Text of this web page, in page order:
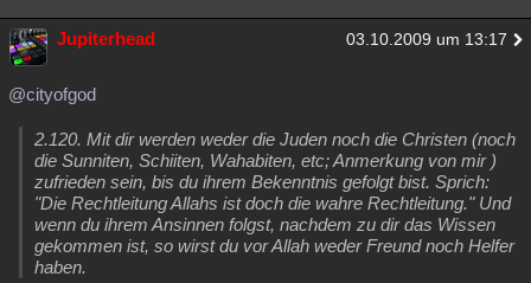
Jupiterhead 03.10.2009 um 13:17
@cityofgod
2.120. Mit dir werden weder die Juden noch die Christen (noch
die Sunniten, Schiiten, Wahabiten, etc; Anmerkung von mir )
zufrieden sein, bis du ihrem Bekenntnis gefolgt bist. Sprich:
"Die Rechtleitung Allahs ist doch die wahre Rechtleitung." Und
wenn du ihrem Ansinnen folgst, nachdem zu dir das Wissen
gekommen ist, so wirst du vor Allah weder Freund noch Helfer
haben.